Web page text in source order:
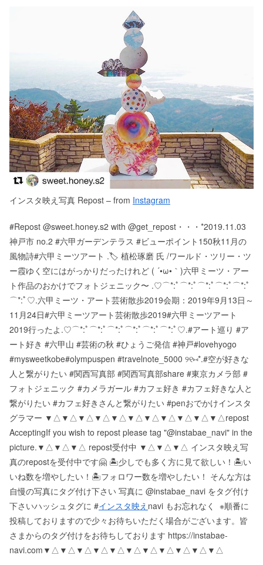
インスタ映え写真 Repost – from Instagram
#Repost @sweet.honey.s2 with @get_repost・・・*2019.11.03
神戸市 no.2 #六甲ガーデンテラス #ビューポイント150秋11月の
風物詩#六甲ミーツアート .🏷 植松琢磨 氏 /ワールド・ツリー・ツ
ー霞ゆく空にはがっかりだったけれど ( ´•ω•｀)六甲ミーツ・アー
ト作品のおかけでフォトジェニック〜 .♡⌒*:ﾟ⌒*:ﾟ⌒*:ﾟ⌒*:ﾟ⌒*:ﾟ
⌒*:ﾟ♡.六甲ミーツ・アート芸術散歩2019会期：2019年9月13日～
11月24日#六甲ミーツアート芸術散歩2019#六甲ミーツアート
2019行ったよ.♡⌒*:ﾟ⌒*:ﾟ⌒*:ﾟ⌒*:ﾟ⌒*:ﾟ⌒*:ﾟ♡.#アート巡り #ア
ート好き #六甲山 #芸術の秋 #ひょうご発信 #神戸#lovehyogo
#mysweetkobe#olympuspen #travelnote_5000 ୨୧⑅*.#空が好きな
人と繋がりたい #関西写真部 #関西写真部share #東京カメラ部 #
フォトジェニック #カメラガール #カフェ好き #カフェ好きな人と
繋がりたい #カフェ好きさんと繋がりたい #penおでかけインスタ
グラマー ▼△▼△▼△▼△▼△▼△▼△▼△▼△▼△▼△ repost
Accepting If you wish to repost please tag "@instabae_navi" in the
picture. ▼△▼△▼△ repost受付中 ▼△▼△▼△ インスタ映え写
真のrepostを受付中です🤗 🏝少しでも多く方に見て欲しい！ 🏝い
いね数を増やしたい！ 🏝フォロワー数を増やしたい！ そんな方は
自慢の写真にタグ付け下さい 写真に @instabae_navi をタグ付け
下さい️ ハッシュタグに #インスタ映え navi もお忘れなく ️ ※順番に
投稿しておりますので少々お待ちいただく場合がございます。 皆
さまからのタグ付けをお待ちしております https://instabae-
navi.com ▼△▼△▼△▼△▼△▼△▼△▼△▼△▼△▼△